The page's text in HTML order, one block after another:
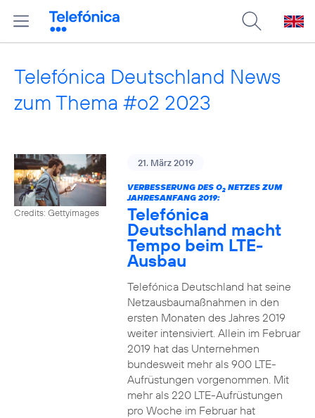
Telefónica Deutschland News
zum Thema #o2 2023
Credits: Gettyimages
21. März 2019
VERBESSERUNG DES O2NETZES ZUM
JAHRESANFANG 2019:
Telefónica
Deutschland macht
Tempo beim LTE-
Ausbau
Telefónica Deutschland hat seine
Netzausbaumaßnahmen in den
ersten Monaten des Jahres 2019
weiter intensiviert. Allein im Februar
2019 hat das Unternehmen
bundesweit mehr als 900 LTE-
Aufrüstungen vorgenommen. Mit
mehr als 220 LTE-Aufrüstungen
pro Woche im Februar hat